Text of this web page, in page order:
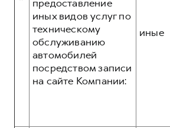
предоставление
иных видов услуг по
техническому
обслуживанию
автомобилей
посредством записи
на сайте Компании:
иные